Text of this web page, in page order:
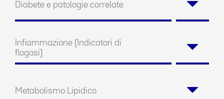
Diabete e patologie correlate
Infiammazione (Indicatori di
flogosi)
Metabolismo Lipidico